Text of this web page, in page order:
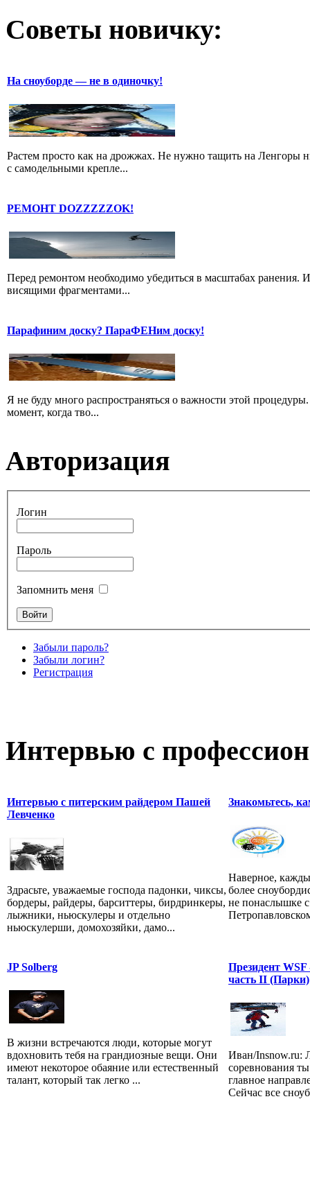
Советы новичку:
На сноуборде — не в одиночку!
Растем просто как на дрожжах. Не нужно тащить на Ленгоры
с самодельными крепле...
РЕМОНТ DOZZZZZOK!
Перед ремонтом необходимо убедиться в масштабах
висящими фрагментами...
Парафиним доску? ПараФЕНим доску!
Я не буду много распространяться о важности этой
момент, когда тво...
Авторизация
Логин
Пароль
Запомнить меня
Забыли пароль?
Забыли логин?
Регистрация
Интервью с
Интервью с питерским райдером Пашей
Левченко
Здрасьте, уважаемые господа падонки, чиксы,
бордеры, райдеры, барситтеры, бирдринкеры,
лыжники, ньюскулеры и отдельно
ньюскулерши, домохозяйки, дамо...
Знакомьтесь,
Наверное,
более
не понаслышке
JP Solberg
В жизни встречаются люди, которые могут
вдохновить тебя на грандиозные вещи. Они
имеют некоторое обаяние или естественный
талант, который так легко ...
Президент
часть II (Парки)
Иван/Insnow.ru:
соревнования
главное
Сейчас все